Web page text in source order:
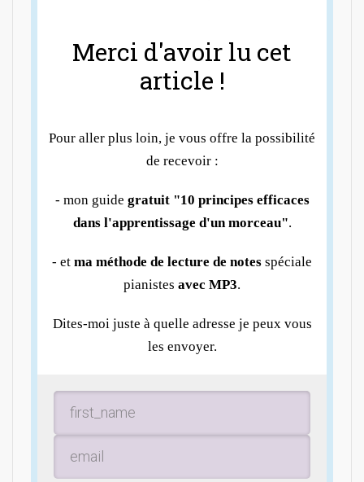
Merci d'avoir lu cet
article !
Pour aller plus loin, je vous offre la possibilité
de recevoir :
- mon guide gratuit "10 principes efficaces
dans l'apprentissage d'un morceau".
- et ma méthode de lecture de notes spéciale
pianistes avec MP3.
Dites-moi juste à quelle adresse je peux vous
les envoyer.